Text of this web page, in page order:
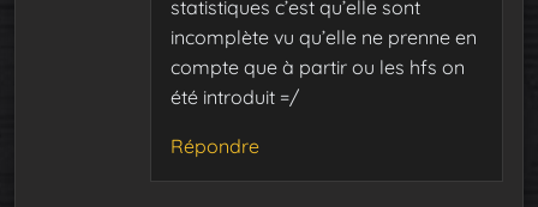
statistiques c’est qu’elle sont
incomplète vu qu’elle ne prenne en
compte que à partir ou les hfs on
été introduit =/
Répondre